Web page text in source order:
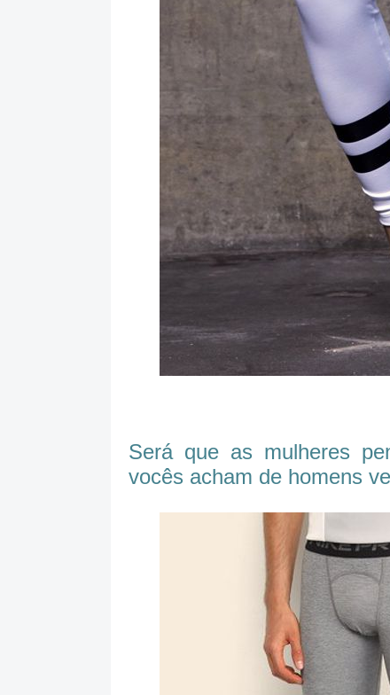
Será que as mulheres
vocês acham de homens